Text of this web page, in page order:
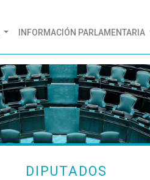
INFORMACIÓN PARLAMENTARIA
DIPUTADOS